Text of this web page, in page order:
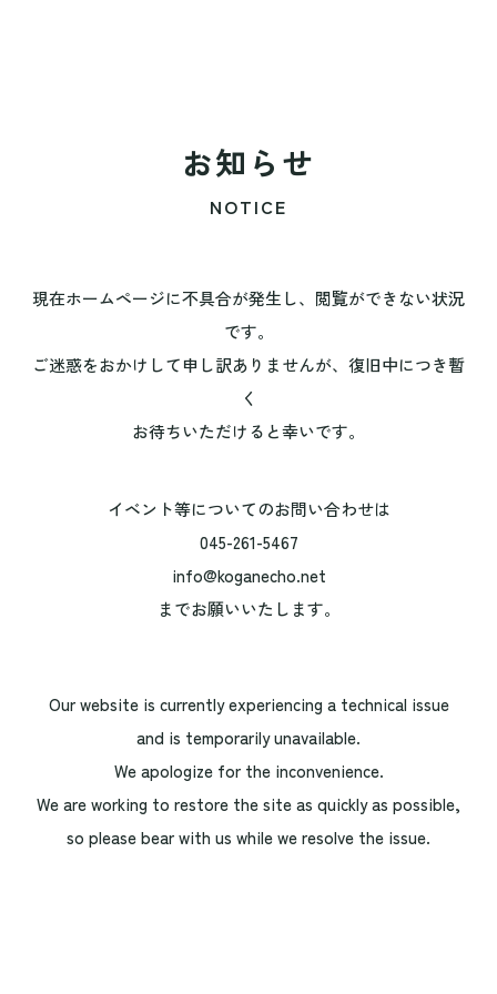
お知らせ
NOTICE
現在ホームページに不具合が発生し、閲覧ができない状況
です。
ご迷惑をおかけして申し訳ありませんが、復旧中につき暫
く
お待ちいただけると幸いです。
イベント等についてのお問い合わせは
045-261-5467
info@koganecho.net
までお願いいたします。
Our website is currently experiencing a technical issue
and is temporarily unavailable.
We apologize for the inconvenience.
We are working to restore the site as quickly as possible,
so please bear with us while we resolve the issue.